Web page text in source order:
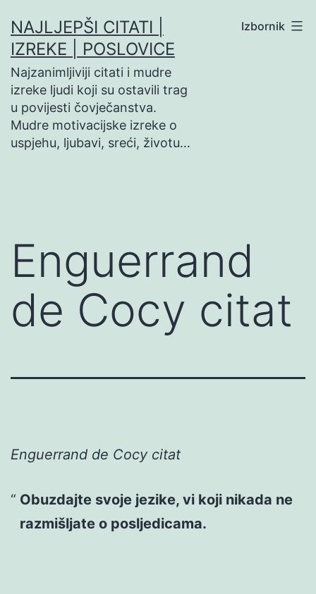
na
sadržaj
NAJLJEPŠI CITATI |
IZREKE | POSLOVICE
Najzanimljiviji citati i mudre
izreke ljudi koji su ostavili trag
u povijesti čovječanstva.
Mudre motivacijske izreke o
uspjehu, ljubavi, sreći, životu…
Izbornik
Enguerrand
de Cocy citat
Enguerrand de Cocy citat
Obuzdajte svoje jezike, vi koji nikada ne
razmišljate o posljedicama.